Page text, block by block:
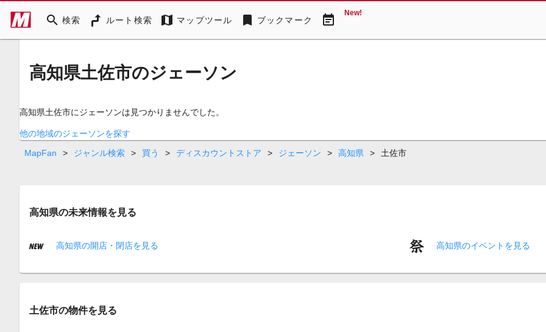
search 検索 ルート検索 map マップツール bookmark ブックマーク event_note New!
高知県土佐市のジェーソン
高知県土佐市にジェーソンは見つかりませんでした。
他の地域のジェーソンを探す
MapFan
> ジャンル検索 > 買う > ディスカウントストア > ジェーソン > 高知県 > 土佐市
高知県の未来情報を見る
高知県の開店・閉店を見る 高知県のイベントを見る
土佐市の物件を見る